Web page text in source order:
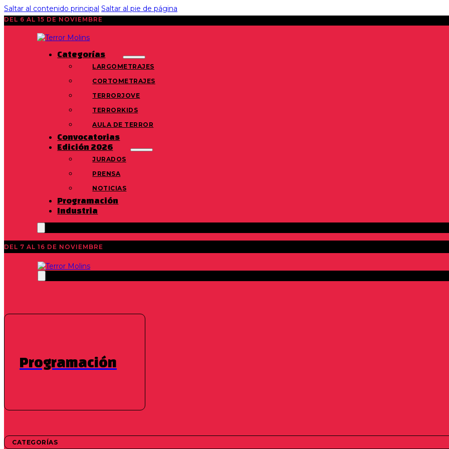
Saltar al contenido principal Saltar al pie de página
DEL 6 AL 15 DE NOVIEMBRE
Categorías
LARGOMETRAJES
CORTOMETRAJES
TERRORJOVE
TERRORKIDS
AULA DE TERROR
Convocatorias
Edición 2026
JURADOS
PRENSA
NOTICIAS
Programación
Industria
DEL 7 AL 16 DE NOVIEMBRE
Programación
CATEGORÍAS